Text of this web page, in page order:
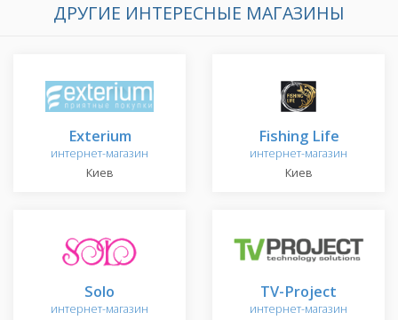
ДРУГИЕ ИНТЕРЕСНЫЕ МАГАЗИНЫ
Exterium
интернет-магазин
Киев
Fishing Life
интернет-магазин
Киев
Solo
интернет-магазин
TV-Project
интернет-магазин